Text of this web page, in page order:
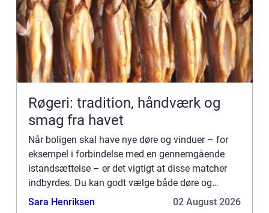
Røgeri: tradition, håndværk og
smag fra havet
Når boligen skal have nye døre og vinduer – for
eksempel i forbindelse med en gennemgående
istandsættelse – er det vigtigt at disse matcher
indbyrdes. Du kan godt vælge både døre og
vinduer i forskellige modeller. De bør dog holde
Sara Henriksen 02 August 2026